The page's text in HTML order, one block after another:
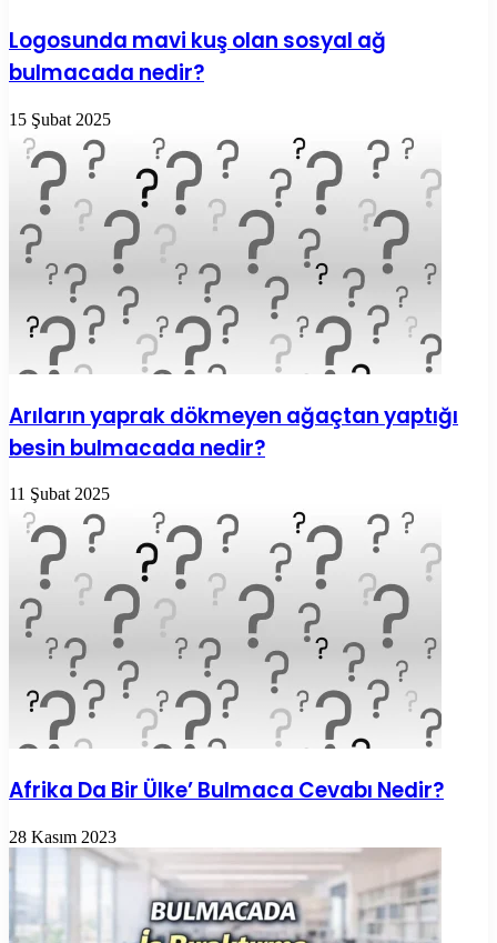
Logosunda mavi kuş olan sosyal ağ
bulmacada nedir?
15 Şubat 2025
Arıların yaprak dökmeyen ağaçtan yaptığı
besin bulmacada nedir?
11 Şubat 2025
Afrika Da Bir Ülke’ Bulmaca Cevabı Nedir?
28 Kasım 2023